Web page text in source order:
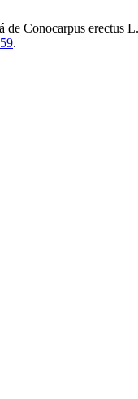
Conocarpus erectus
.